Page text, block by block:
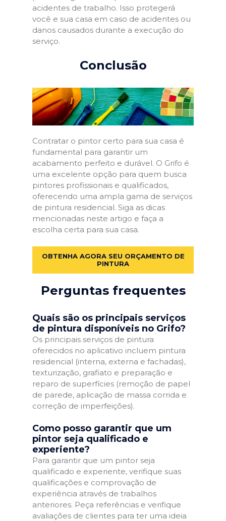
acidentes de trabalho. Isso protegerá
você e sua casa em caso de acidentes ou
danos causados durante a execução do
serviço.
Conclusão
Contratar o pintor certo para sua casa é
fundamental para garantir um
acabamento perfeito e durável. O Grifo é
uma excelente opção para quem busca
pintores profissionais e qualificados,
oferecendo uma ampla gama de serviços
de pintura residencial. Siga as dicas
mencionadas neste artigo e faça a
escolha certa para sua casa.
OBTENHA AGORA SEU ORÇAMENTO DE
PINTURA
Perguntas frequentes
Quais são os principais serviços
de pintura disponíveis no Grifo?
Os principais serviços de pintura
oferecidos no aplicativo incluem pintura
residencial (interna, externa e fachadas),
texturização, grafiato e preparação e
reparo de superfícies (remoção de papel
de parede, aplicação de massa corrida e
correção de imperfeições).
Como posso garantir que um
pintor seja qualificado e
experiente?
Para garantir que um pintor seja
qualificado e experiente, verifique suas
qualificações e comprovação de
experiência através de trabalhos
anteriores. Peça referências e verifique
avaliações de clientes para ter uma ideia